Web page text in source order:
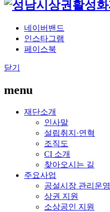
네이버밴드
인스타그램
페이스북
닫기
menu
재단소개
인사말
설립취지·연혁
조직도
CI 소개
찾아오시는 길
주요사업
공설시장 관리운영
상권 지원
소상공인 지원